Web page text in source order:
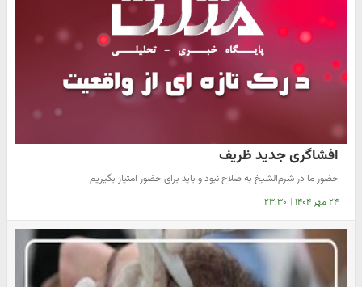
افشاگری جدید ظریف
حضور ما در شرم‌الشیخ به صلاح نبود و باید برای حضور امتیاز بگیریم
۲۴ مهر ۱۴۰۴ | ۲۳:۳۰